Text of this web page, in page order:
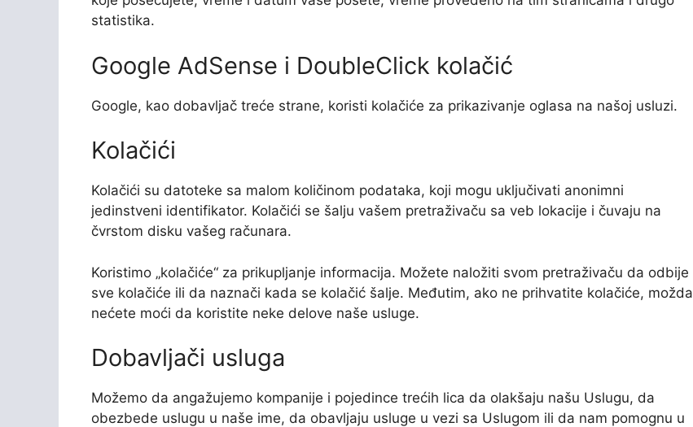
statistika.
Google AdSense i DoubleClick kolačić
Google, kao dobavljač treće strane, koristi kolačiće za prikazivanje oglasa na našoj usluzi.
Kolačići
Kolačići su datoteke sa malom količinom podataka, koji mogu uključivati anonimni
jedinstveni identifikator. Kolačići se šalju vašem pretraživaču sa veb lokacije i čuvaju na
čvrstom disku vašeg računara.
Koristimo „kolačiće“ za prikupljanje informacija. Možete naložiti svom pretraživaču da odbije
sve kolačiće ili da naznači kada se kolačić šalje. Međutim, ako ne prihvatite kolačiće, možda
nećete moći da koristite neke delove naše usluge.
Dobavljači usluga
Možemo da angažujemo kompanije i pojedince trećih lica da olakšaju našu Uslugu, da
obezbede uslugu u naše ime, da obavljaju usluge u vezi sa Uslugom ili da nam pomognu u